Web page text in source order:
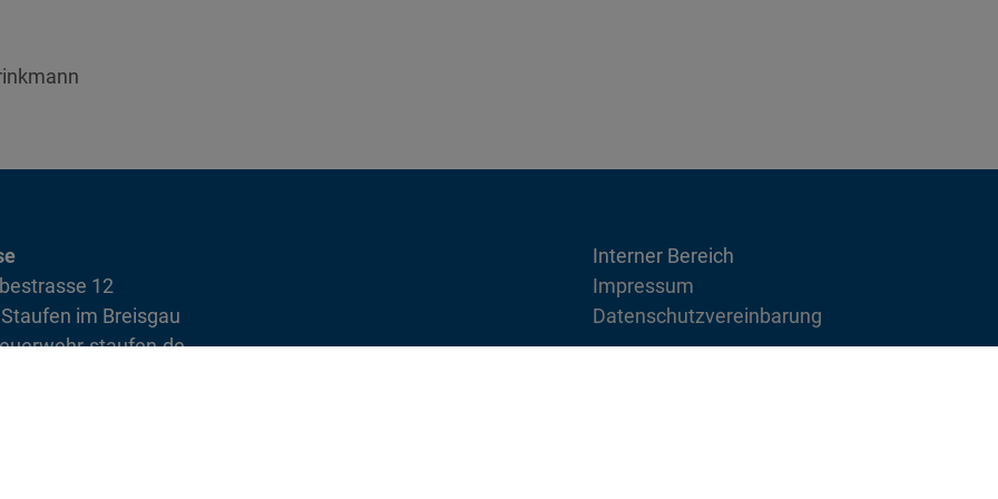
12
im Breisgau
staufen.de
Interner Bereich
Impressum
Datenschutzvereinbarung